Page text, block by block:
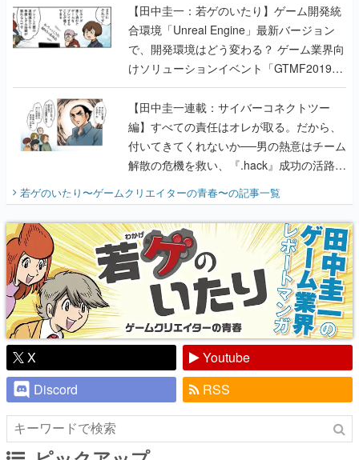
【田中圭一：若ゲのいたり】ゲーム開発統
合環境「Unreal Engine」最新バージョン
で、開発環境はどう変わる？ ゲーム業界向
けソリューションイベント「GTMF2019」
に行って、より理解を深めよう【PR】
【田中圭一連載：サイバーコネクトツー
編】すべての責任はオレが取る。だから、
付いてきてくれないか──男の熱意はチーム
解散の危機を救い、『.hack』成功の活路を
開く。業界の快男児・松山 洋に流れる血は
『少年ジャンプ』色だった【若ゲのいた
り】
若ゲのいたり〜ゲームクリエイターの青春〜の記事一覧
X
Youtube
Discord
RSS